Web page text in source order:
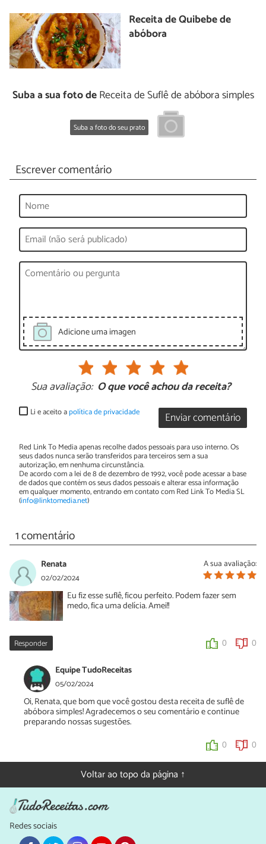
Receita de Quibebe de
abóbora
Suba a sua foto deReceita de Suflê de abóbora simples
Suba a foto do seu prato
Escrever comentário
Adicione uma imagen
Sua avaliação: O que você achou da receita?
Enviar comentário
Li e aceito apolítica de privacidade
Red Link To Media apenas recolhe dados pessoais para uso interno. Os
seus dados nunca serão transferidos para terceiros sem a sua
autorização, em nenhuma circunstância.
De acordo com a lei de 8 de dezembro de 1992, você pode acessar a base
de dados que contém os seus dados pessoais e alterar essa informação
em qualquer momento, entrando em contato com Red Link To Media SL
(info@linktomedia.net)
1 comentário
A sua avaliação:
Renata
02/02/2024
Eu fiz esse suflê, ficou perfeito. Podem fazer sem
medo, fica uma delícia. Amei!!
Responder 0 0
Equipe TudoReceitas
05/02/2024
Oi, Renata, que bom que você gostou desta receita de suflê de
abóbora simples! Agradecemos o seu comentário e continue
preparando nossas sugestões.
0 0
Voltar ao topo da página ↑
Redes sociais